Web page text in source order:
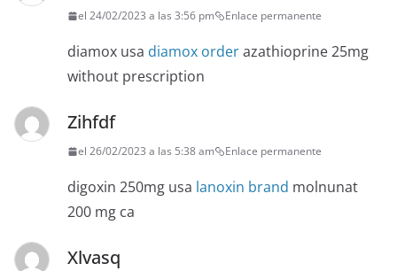
el 24/02/2023 a las 3:56 pm Enlace permanente
diamox usa diamox orderazathioprine 25mg
without prescription
Zihfdf
el 26/02/2023 a las 5:38 am Enlace permanente
digoxin 250mg usa lanoxin brand molnunat
200 mg ca
Xlvasq